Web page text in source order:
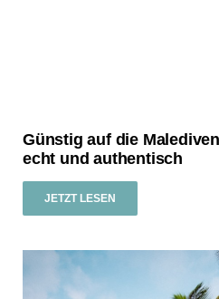
Günstig auf die
echt und authentisch
JETZT LESEN